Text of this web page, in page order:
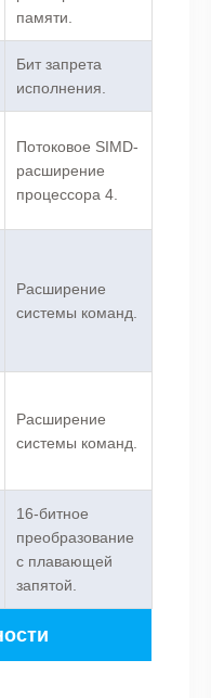
памяти.
Бит запрета
исполнения.
Потоковое SIMD-
расширение
процессора 4.
Расширение
системы команд.
Расширение
системы команд.
16-битное
преобразование
с плавающей
запятой.